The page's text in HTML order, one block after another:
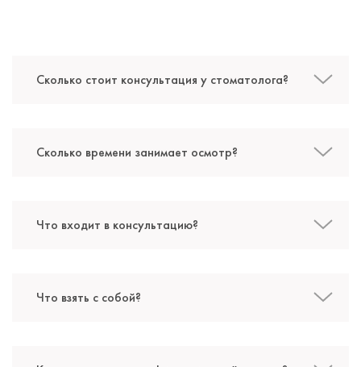
Специальность: ортопедия, протезирование
Сколько стоит консультация у стоматолога?
Сколько времени занимает осмотр?
Что входит в консультацию?
Что взять с собой?